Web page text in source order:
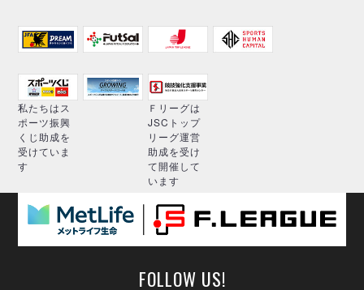
私たちはス
ポーツ振興
くじ助成を
受けていま
す
Ｆリーグは
JSCトップ
リーグ運営
助成を受け
て開催して
います
FOLLOW US!